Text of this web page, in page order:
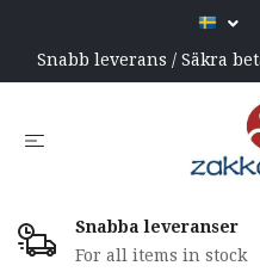
Snabb leverans / Säkra
Snabba leveranser
For all items in stock